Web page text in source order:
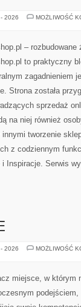
2026
MOŻLIWOŚĆ
– rozbudowane
to praktyczny
zagadnieniem
Strona została
sprzedaż
na niej również
tworzenie
z codziennym
i Inspiracje. Serwis
2026
MOŻLIWOŚĆ
miejsce, w którym